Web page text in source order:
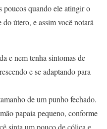
poucos quando ele atingir o
útero, e assim você notará
e nem tenha sintomas de
e se adaptando para
de um punho fechado.
papaia pequeno, conforme
sinta um pouco de cólica e